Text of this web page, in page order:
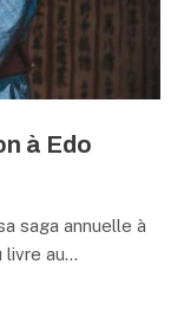
à Edo
saga annuelle à
livre au…